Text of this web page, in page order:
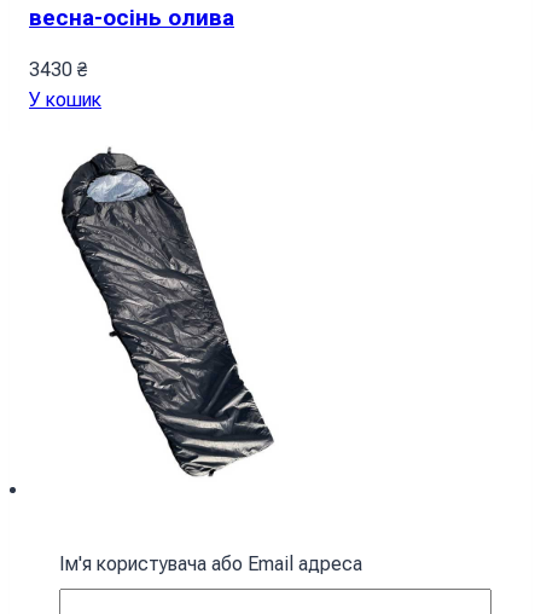
весна-осінь олива
3430 ₴
У кошик
Спальний мішок з капюшоном “Кокон”
зимовий чорний
Ім'я користувача або Email адреса